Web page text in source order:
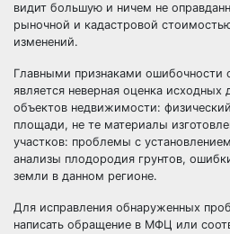
видит большую и ничем не
рыночной и кадастровой
изменений.
Главными признаками ошибочности
является неверная оценка
объектов недвижимости:
площади, не те материалы
участков: проблемы с
анализы плодородия грунтов,
земли в данном регионе.
Для исправления обнаруженных
написать обращение в МФЦ или